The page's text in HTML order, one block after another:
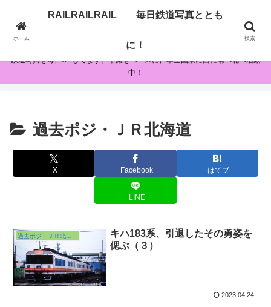
RAILRAILRAIL 毎日鉄道写真とともに！
鉄道写真を毎日UPしてます。千葉をベースに日本全国東に西に南へ北へ活動
中！
過去ポジ・ＪＲ北海道
X Facebook はてブ
LINE
過去ポジ・ＪＲ北海道
キハ183系、引退したその勇姿を
偲ぶ（３）
2023.04.24
ホーム
RAILRAILRAIL 毎日鉄道写真ととも
に！
検索